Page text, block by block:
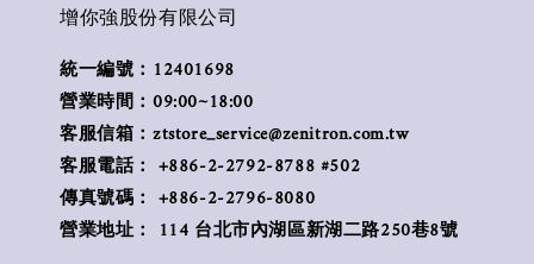
增你強股份有限公司
統一編號：12401698
營業時間：09:00~18:00
客服信箱：ztstore_service@zenitron.com.tw
客服電話： +886-2-2792-8788 #502
傳真號碼： +886-2-2796-8080
營業地址： 114 台北市內湖區新湖二路250巷8號